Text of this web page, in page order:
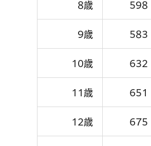
8歳 598
9歳 583
10歳 632
11歳 651
12歳 675